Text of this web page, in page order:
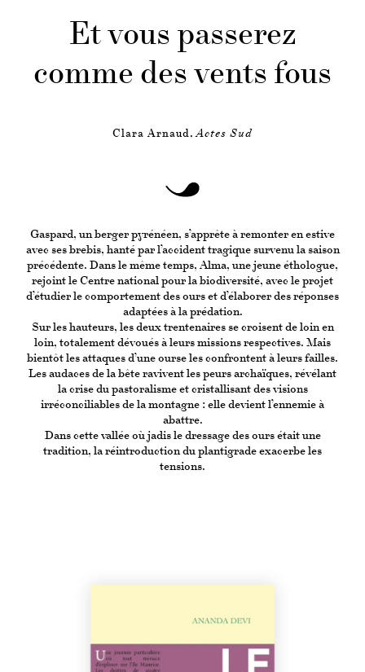
Et vous passerez
comme des vents fous
Clara Arnaud,Actes Sud
Gaspard, un berger pyrénéen, s’apprête à remonter en estive
avec ses brebis, hanté par l’accident tragique survenu la saison
précédente. Dans le même temps, Alma, une jeune éthologue,
rejoint le Centre national pour la biodiversité, avec le projet
d’étudier le comportement des ours et d’élaborer des réponses
adaptées à la prédation.
Sur les hauteurs, les deux trentenaires se croisent de loin en
loin, totalement dévoués à leurs missions respectives. Mais
bientôt les attaques d’une ourse les confrontent à leurs failles.
Les audaces de la bête ravivent les peurs archaïques, révélant
la crise du pastoralisme et cristallisant des visions
irréconciliables de la montagne : elle devient l’ennemie à
abattre.
Dans cette vallée où jadis le dressage des ours était une
tradition, la réintroduction du plantigrade exacerbe les
tensions.